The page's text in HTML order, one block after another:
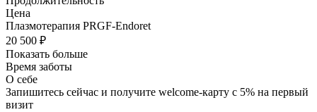
Цена
Плазмотерапия PRGF-Endoret
20 500 ₽
Показать больше
Время заботы
О себе
Запишитесь сейчас и получите welcome-карту с 5% на первый
визит